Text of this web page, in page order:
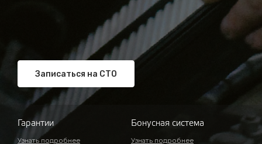
Записаться на СТО
Гарантии
Узнать подробнее
Бонусная система
Узнать подробнее